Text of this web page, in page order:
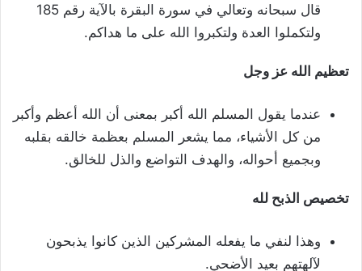
قال سبحانه وتعالي في سورة البقرة بالآية رقم 185
ولتكملوا العدة ولتكبروا الله على ما هداكم.
تعظيم الله عز وجل
عندما يقول المسلم الله أكبر بمعنى أن الله أعظم وأكبر
من كل الأشياء، مما يشعر المسلم بعظمة خالقه بقلبه
وبجميع أحواله، والهدف التواضع والذل للخالق.
تخصيص الذبح لله
وهذا لنفي ما يفعله المشركين الذين كانوا يذبحون
لآلهتهم بعيد الأضحي.